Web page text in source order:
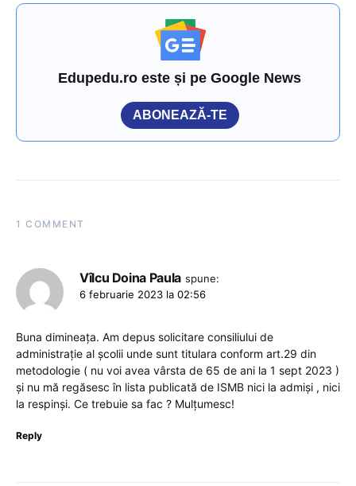
Edupedu.ro este și pe Google News
ABONEAZĂ-TE
1 COMMENT
Vîlcu Doina Paula spune:
6 februarie 2023 la 02:56
Buna dimineața. Am depus solicitare consiliului de
administrație al școlii unde sunt titulara conform art.29 din
metodologie ( nu voi avea vârsta de 65 de ani la 1 sept 2023 )
și nu mă regăsesc în lista publicată de ISMB nici la admiși , nici
la respinși. Ce trebuie sa fac ? Mulțumesc!
Reply